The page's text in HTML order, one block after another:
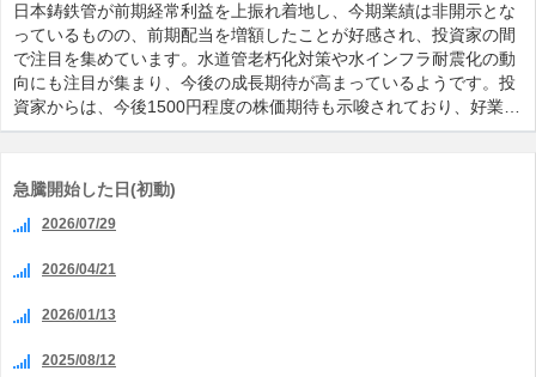
日本鋳鉄管が前期経常利益を上振れ着地し、今期業績は非開示とな
っているものの、前期配当を増額したことが好感され、投資家の間
で注目を集めています。水道管老朽化対策や水インフラ耐震化の動
向にも注目が集まり、今後の成長期待が高まっているようです。投
資家からは、今後1500円程度の株価期待も示唆されており、好業…
急騰開始した日(初動)
2026/07/29
2026/04/21
2026/01/13
2025/08/12